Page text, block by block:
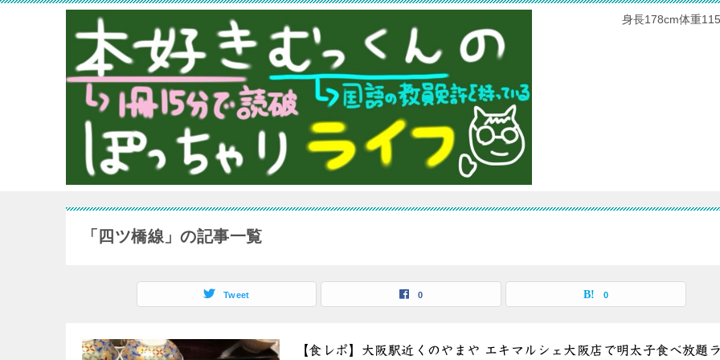
身長178cm体重
「四ツ橋線」の記事一覧
Tweet 0 0
【食レポ】大阪駅近くのやまや エキマルシェ大阪店で明太子食べ放題